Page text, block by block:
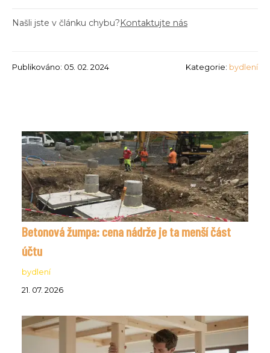
Našli jste v článku chybu?Kontaktujte nás
Publikováno: 05. 02. 2024 Kategorie: bydlení
Betonová žumpa: cena nádrže je ta menší část
účtu
bydlení
21. 07. 2026